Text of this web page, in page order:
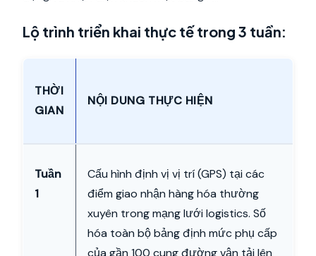
Lộ trình triển khai thực tế trong 3 tuần:
THỜI
GIAN
NỘI DUNG THỰC HIỆN
Tuần
1
Cấu hình định vị vị trí (GPS) tại các
điểm giao nhận hàng hóa thường
xuyên trong mạng lưới logistics. Số
hóa toàn bộ bảng định mức phụ cấp
của gần 100 cung đường vận tải lên